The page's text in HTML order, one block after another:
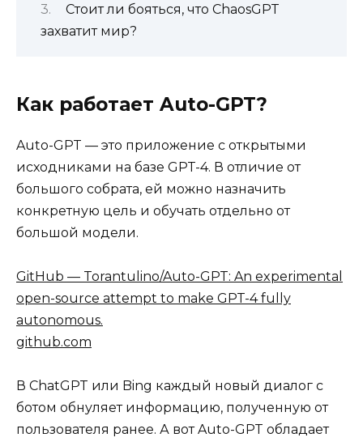
Стоит ли бояться, что ChaosGPT
захватит мир?
Как работает Auto-GPT?
Auto-GPT — это приложение с открытыми
исходниками на базе GPT-4. В отличие от
большого собрата, ей можно назначить
конкретную цель и обучать отдельно от
большой модели.
GitHub — Torantulino/Auto-GPT: An experimental
open-source attempt to make GPT-4 fully
autonomous.
github.com
В ChatGPT или Bing каждый новый диалог с
ботом обнуляет информацию, полученную от
пользователя ранее. А вот Auto-GPT обладает